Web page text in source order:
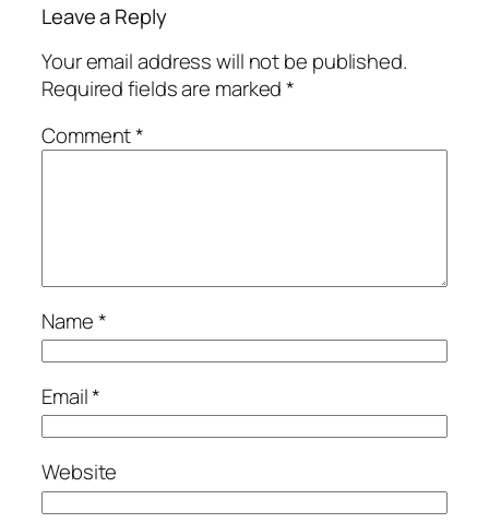
Leave a Reply
Your email address will not be published.
Required fields are marked*
Comment*
Name*
Email*
Website